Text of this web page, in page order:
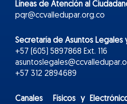
Líneas de Atención al
pqr@ccvalledupar.org.co
Secretaría de Asuntos Legales
+57 (605) 5897868 Ext. 116
+57 312 2894689
Canales Físicos yElectr